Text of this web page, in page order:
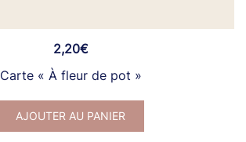
2,20€
Carte « À fleur de pot »
AJOUTER AU PANIER